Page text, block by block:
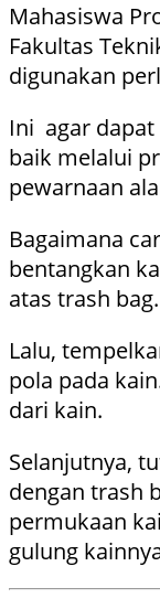
Mahasiswa
Fakultas
digunakan
Ini agar
baik melalui
pewarnaan
Bagaimana
bentangkan
atas trash bag.
Lalu,
pola pada
dari kain.
Selanjutnya,
dengan trash
permukaan
gulung